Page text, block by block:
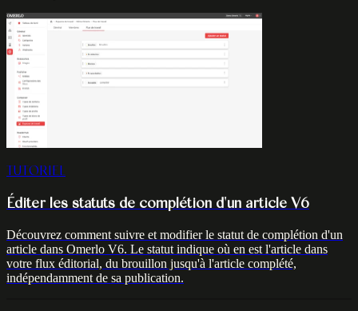
TUTORIEL
Éditer les statuts de complétion d'un article V6
Découvrez comment suivre et modifier le statut de complétion d'un
article dans Omerlo V6. Le statut indique où en est l'article dans
votre flux éditorial, du brouillon jusqu'à l'article complété,
indépendamment de sa publication.